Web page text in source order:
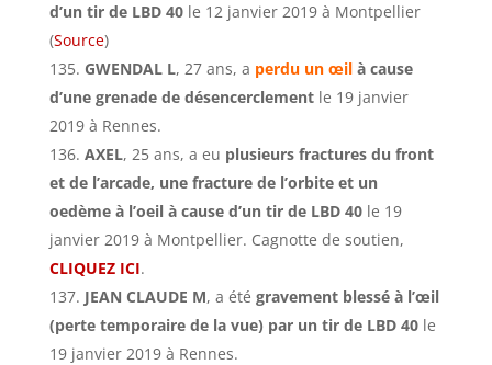
d’un tir de LBD 40le 12 janvier 2019 à Montpellier
(Source)
GWENDAL L, 27 ans, a perdu un œilà cause
d’une grenade de désencerclementle 19 janvier
2019 à Rennes.
AXEL, 25 ans, a eu plusieurs fractures du front
et de l’arcade, une fracture de l’orbite et un
oedème à l’oeil à cause d’un tir de LBD 40le 19
janvier 2019 à Montpellier. Cagnotte de soutien,
CLIQUEZ ICI.
JEAN CLAUDE M, a été gravement blessé à l’œil
(perte temporaire de la vue) par un tir de LBD 40le
19 janvier 2019 à Rennes.